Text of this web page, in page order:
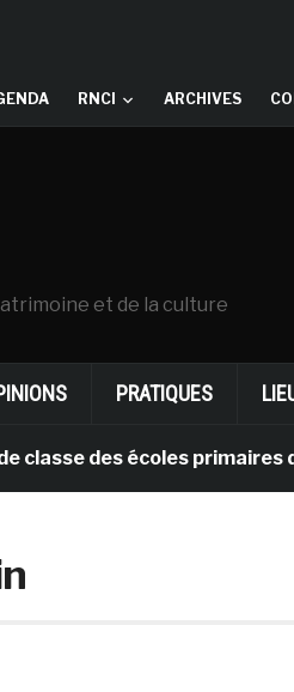
RNCI ARCHIVES
et de la culture
PRATIQUES
des écoles primaires des